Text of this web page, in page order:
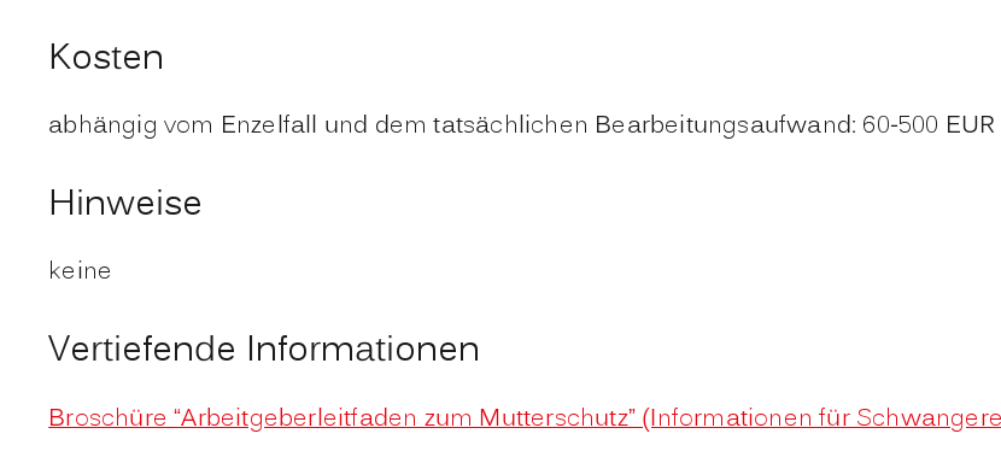
Kosten
abhängig vom Enzelfall und dem tatsächlichen Bearbeitungsaufwand: 60-500 EUR
Hinweise
keine
Vertiefende Informationen
Broschüre “Arbeitgeberleitfaden zum Mutterschutz” (Informationen für